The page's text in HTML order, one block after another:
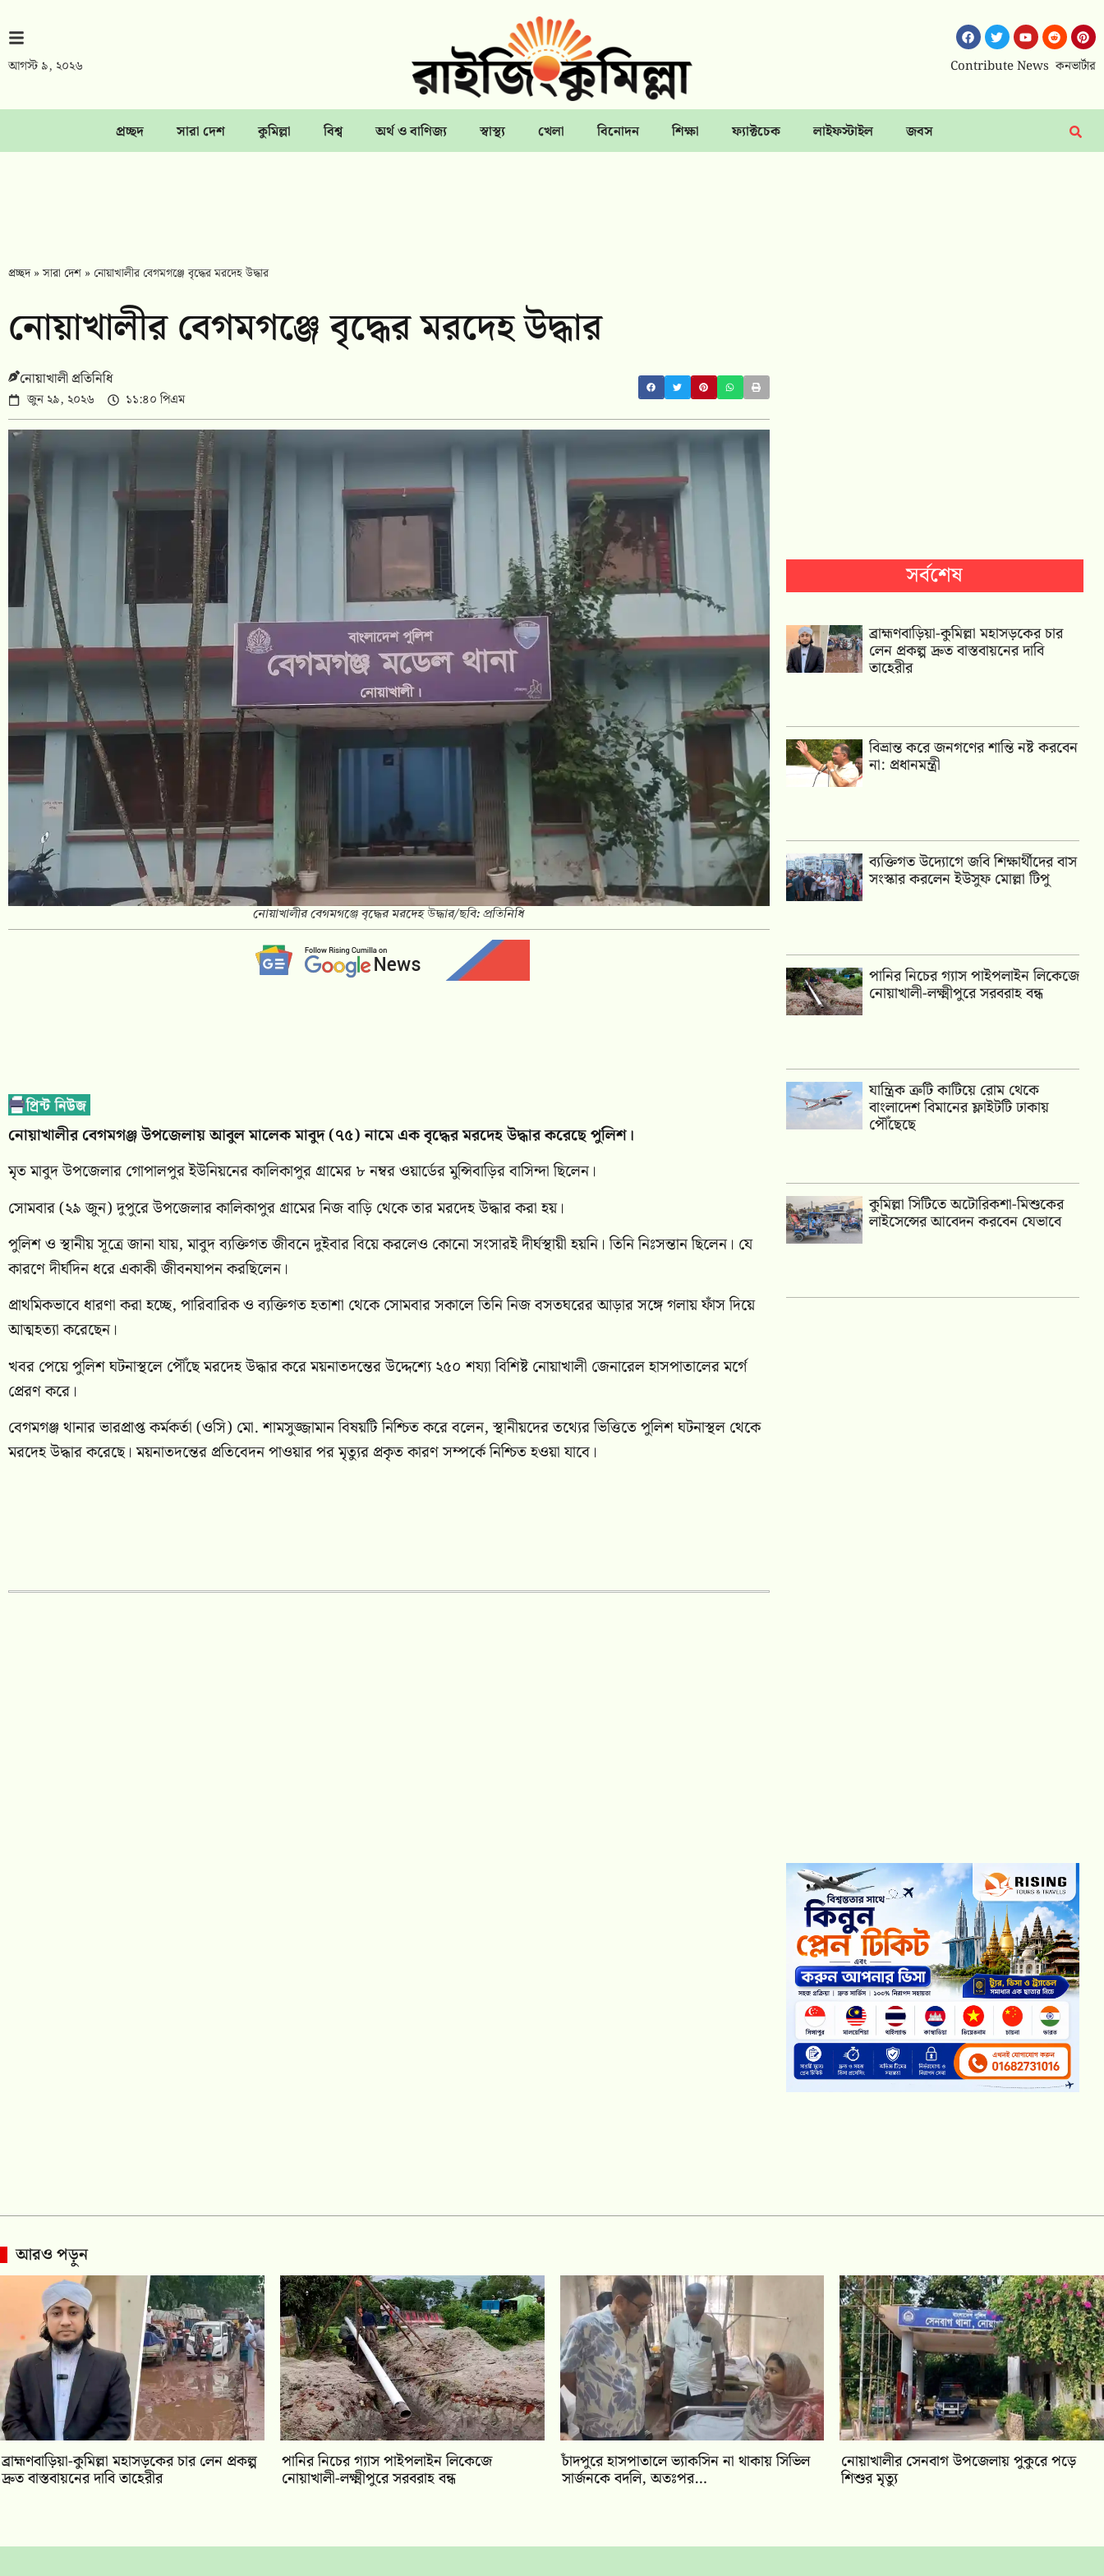
আগস্ট ৯, ২০২৬ Contribute News কনভার্টার
প্রচ্ছদ সারা দেশ কুমিল্লা বিশ্ব অর্থ ও বাণিজ্য স্বাস্থ্য খেলা বিনোদন শিক্ষা ফ্যাক্টচেক লাইফস্টাইল জবস
প্রচ্ছদ»সারা দেশ » নোয়াখালীর বেগমগঞ্জে বৃদ্ধের মরদেহ উদ্ধার
নোয়াখালীর বেগমগঞ্জে বৃদ্ধের মরদেহ উদ্ধার
নোয়াখালী প্রতিনিধি
জুন ২৯, ২০২৬ ১১:৪০ পিএম
নোয়াখালীর বেগমগঞ্জে বৃদ্ধের মরদেহ উদ্ধার/ছবি: প্রতিনিধি
নোয়াখালীর বেগমগঞ্জ উপজেলায় আবুল মালেক মাবুদ (৭৫) নামে এক বৃদ্ধের মরদেহ উদ্ধার করেছে পুলিশ।
মৃত মাবুদ উপজেলার গোপালপুর ইউনিয়নের কালিকাপুর গ্রামের ৮ নম্বর ওয়ার্ডের মুন্সিবাড়ির বাসিন্দা ছিলেন।
সোমবার (২৯ জুন) দুপুরে উপজেলার কালিকাপুর গ্রামের নিজ বাড়ি থেকে তার মরদেহ উদ্ধার করা হয়।
পুলিশ ও স্থানীয় সূত্রে জানা যায়, মাবুদ ব্যক্তিগত জীবনে দুইবার বিয়ে করলেও কোনো সংসারই দীর্ঘস্থায়ী হয়নি। তিনি নিঃসন্তান ছিলেন। যে
কারণে দীর্ঘদিন ধরে একাকী জীবনযাপন করছিলেন।
প্রাথমিকভাবে ধারণা করা হচ্ছে, পারিবারিক ও ব্যক্তিগত হতাশা থেকে সোমবার সকালে তিনি নিজ বসতঘরের আড়ার সঙ্গে গলায় ফাঁস দিয়ে
আত্মহত্যা করেছেন।
খবর পেয়ে পুলিশ ঘটনাস্থলে পৌঁছে মরদেহ উদ্ধার করে ময়নাতদন্তের উদ্দেশ্যে ২৫০ শয্যা বিশিষ্ট নোয়াখালী জেনারেল হাসপাতালের মর্গে
প্রেরণ করে।
বেগমগঞ্জ থানার ভারপ্রাপ্ত কর্মকর্তা (ওসি) মো. শামসুজ্জামান বিষয়টি নিশ্চিত করে বলেন, স্থানীয়দের তথ্যের ভিত্তিতে পুলিশ ঘটনাস্থল থেকে
মরদেহ উদ্ধার করেছে। ময়নাতদন্তের প্রতিবেদন পাওয়ার পর মৃত্যুর প্রকৃত কারণ সম্পর্কে নিশ্চিত হওয়া যাবে।
সর্বশেষ
ব্রাহ্মণবাড়িয়া-কুমিল্লা মহাসড়কের চার
লেন প্রকল্প দ্রুত বাস্তবায়নের দাবি
তাহেরীর
বিভ্রান্ত করে জনগণের শান্তি নষ্ট করবেন
না: প্রধানমন্ত্রী
ব্যক্তিগত উদ্যোগে জবি শিক্ষার্থীদের বাস
সংস্কার করলেন ইউসুফ মোল্লা টিপু
পানির নিচের গ্যাস পাইপলাইন লিকেজে
নোয়াখালী-লক্ষ্মীপুরে সরবরাহ বন্ধ
যান্ত্রিক ত্রুটি কাটিয়ে রোম থেকে
বাংলাদেশ বিমানের ফ্লাইটটি ঢাকায়
পৌঁছেছে
কুমিল্লা সিটিতে অটোরিকশা-মিশুকের
লাইসেন্সের আবেদন করবেন যেভাবে
আরও পড়ুন
ব্রাহ্মণবাড়িয়া-কুমিল্লা মহাসড়কের চার লেন প্রকল্প
দ্রুত বাস্তবায়নের দাবি তাহেরীর
পানির নিচের গ্যাস পাইপলাইন লিকেজে
নোয়াখালী-লক্ষ্মীপুরে সরবরাহ বন্ধ
চাঁদপুরে হাসপাতালে ভ্যাকসিন না থাকায় সিভিল
সার্জনকে বদলি, অতঃপর…
নোয়াখালীর সেনবাগ উপজেলায় পুকুরে পড়ে
শিশুর মৃত্যু